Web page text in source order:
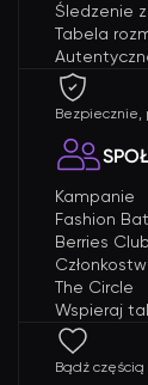
Śledzenie
Tabela
Bezpiecznie,
Kampanie
Fashion
Berries Club
The Circle
Wspieraj
Bądź